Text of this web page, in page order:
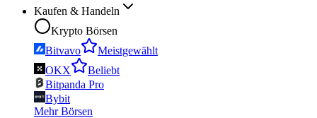
Kaufen & Handeln
Krypto Börsen
Bitvavo
Meistgewählt
OKX
Beliebt
Bitpanda Pro
Bybit
Mehr Börsen